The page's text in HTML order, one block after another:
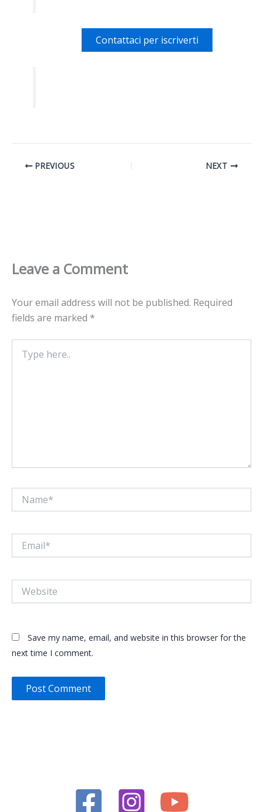
Contattaci per iscriverti
PREVIOUS NEXT
Leave a Comment
Your email address will not be published. Required
fields are marked *
here..
Save my name, email, and website in this browser for the
next time I comment.